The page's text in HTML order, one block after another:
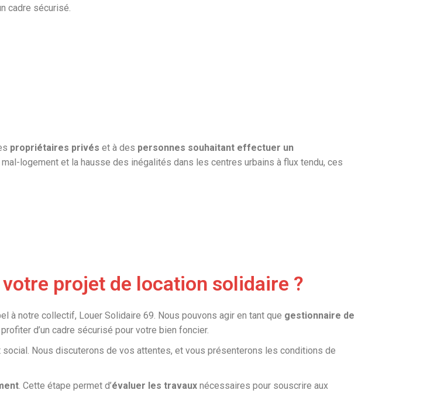
cadre sécurisé.
propriétaires privés et à des personnes souhaitant effectuer un
logement et la hausse des inégalités dans les centres urbains à flux tendu, ces
projet de location solidaire ?
à notre collectif, Louer Solidaire 69. Nous pouvons agir en tant que gestionnaire de
d’un cadre sécurisé pour votre bien foncier.
Nous discuterons de vos attentes, et vous présenterons les conditions de
. Cette étape permet d’évaluer les travaux nécessaires pour souscrire aux